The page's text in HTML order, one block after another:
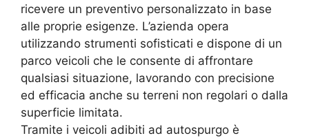
ricevere un preventivo personalizzato in base
alle proprie esigenze. L’azienda opera
utilizzando strumenti sofisticati e dispone di un
parco veicoli che le consente di affrontare
qualsiasi situazione, lavorando con precisione
ed efficacia anche su terreni non regolari o dalla
superficie limitata.
Tramite i veicoli adibiti ad autospurgo è